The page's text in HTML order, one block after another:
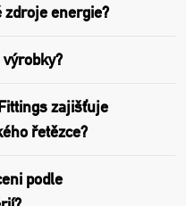
zdroje energie?
zajišťuje
řetězce?
podle